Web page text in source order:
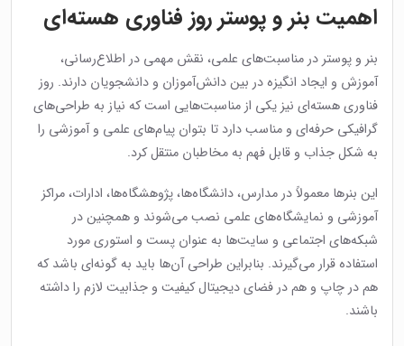
اهمیت بنر و پوستر روز فناوری هسته‌ای
بنر و پوستر در مناسبت‌های علمی، نقش مهمی در اطلاع‌رسانی،
آموزش و ایجاد انگیزه در بین دانش‌آموزان و دانشجویان دارند. روز
فناوری هسته‌ای نیز یکی از مناسبت‌هایی است که نیاز به طراحی‌های
گرافیکی حرفه‌ای و مناسب دارد تا بتوان پیام‌های علمی و آموزشی را
به شکل جذاب و قابل فهم به مخاطبان منتقل کرد.
این بنرها معمولاً در مدارس، دانشگاه‌ها، پژوهشگاه‌ها، ادارات، مراکز
آموزشی و نمایشگاه‌های علمی نصب می‌شوند و همچنین در
شبکه‌های اجتماعی و سایت‌ها به عنوان پست و استوری مورد
استفاده قرار می‌گیرند. بنابراین طراحی آن‌ها باید به گونه‌ای باشد که
هم در چاپ و هم در فضای دیجیتال کیفیت و جذابیت لازم را داشته
باشند.